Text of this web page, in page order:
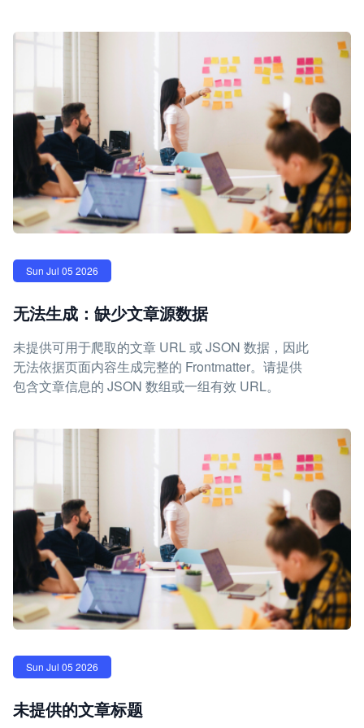
Sun Jul 05 2026
无法生成：缺少文章源数据
未提供可用于爬取的文章 URL 或 JSON 数据，因此
无法依据页面内容生成完整的 Frontmatter。请提供
包含文章信息的 JSON 数组或一组有效 URL。
Sun Jul 05 2026
未提供的文章标题